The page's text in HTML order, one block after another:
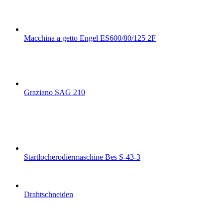
Macchina a getto Engel ES600/80/125 2F
Graziano SAG 210
Startlocherodiermaschine Bes S-43-3
Drahtschneiden